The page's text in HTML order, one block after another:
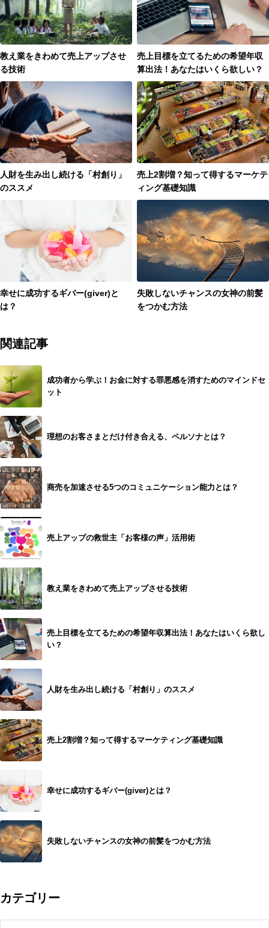
教え業をきわめて売上アップさせ
る技術
売上目標を立てるための希望年収
算出法！あなたはいくら欲しい？
人財を生み出し続ける「村創り」
のススメ
売上2割増？知って得するマーケテ
ィング基礎知識
幸せに成功するギバー(giver)と
は？
失敗しないチャンスの女神の前髪
をつかむ方法
関連記事
成功者から学ぶ！お金に対する罪悪感を消すためのマインドセ
ット
理想のお客さまとだけ付き合える、ペルソナとは？
商売を加速させる5つのコミュニケーション能力とは？
売上アップの救世主「お客様の声」活用術
教え業をきわめて売上アップさせる技術
売上目標を立てるための希望年収算出法！あなたはいくら欲し
い？
人財を生み出し続ける「村創り」のススメ
売上2割増？知って得するマーケティング基礎知識
幸せに成功するギバー(giver)とは？
失敗しないチャンスの女神の前髪をつかむ方法
カテゴリー